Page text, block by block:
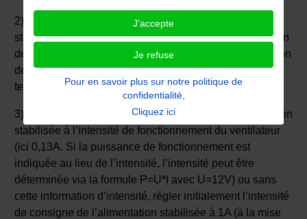
2) Régler la tension de consigne de l’alimentation
stabilisée à une valeur légèrement inférieure à la tension
de fonctionnement du ventilateur (ici on a réglé la tension
de consigne de l’alimentation stabilisée à 11,33V en
tension continue).
3) Régler ensuite l’intensité de consigne de l’alimentation
stabilisée à l’intensité de fonctionnement du ventilateur
(ici 0,13A. Si la puissance de fonctionnement est
indiquée au lieu de l’intensité, l’intensité peut être
déterminée via la formule P=U*I avec U=12V) ou sans
cette information d’intensité, régler initialement l’intensité
de consigne de l’alimentation stabilisée à 1A (à la mise
J'accepte
Je refuse
Pour en savoir plus sur notre politique de
confidentialité,
Cliquez ici